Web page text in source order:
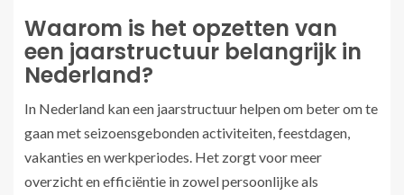
Waarom is het opzetten van
een jaarstructuur belangrijk in
Nederland?
In Nederland kan een jaarstructuur helpen om beter om te
gaan met seizoensgebonden activiteiten, feestdagen,
vakanties en werkperiodes. Het zorgt voor meer
overzicht en efficiëntie in zowel persoonlijke als